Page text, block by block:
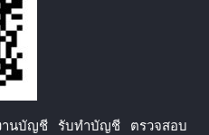
านบัญชี รับทำบัญชี ตรวจสอบ